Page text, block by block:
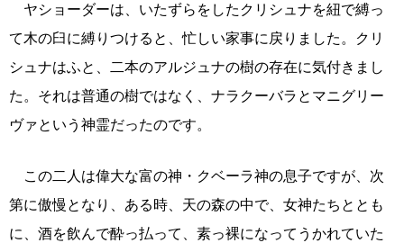
ヤショーダーは、いたずらをしたクリシュナを紐で縛っ
て木の臼に縛りつけると、忙しい家事に戻りました。クリ
シュナはふと、二本のアルジュナの樹の存在に気付きまし
た。それは普通の樹ではなく、ナラクーバラとマニグリー
ヴァという神霊だったのです。
この二人は偉大な富の神・クベーラ神の息子ですが、次
第に傲慢となり、ある時、天の森の中で、女神たちととも
に、酒を飲んで酔っ払って、素っ裸になってうかれていた